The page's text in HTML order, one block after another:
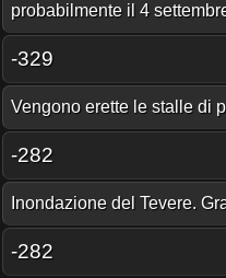
probabilmente il 4
-329
Vengono erette le stalle di
-282
Inondazione del Tevere.
-282